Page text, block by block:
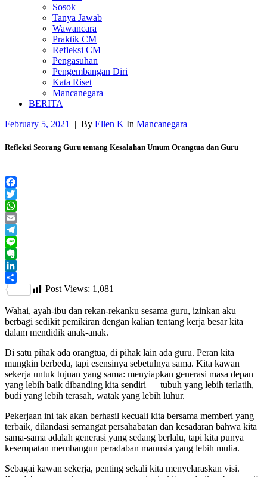
Sosok
Tanya Jawab
Wawancara
Praktik CM
Refleksi CM
Pengasuhan
Pengembangan Diri
Kata Riset
Mancanegara
BERITA
February 5, 2021
| By Ellen K In Mancanegara
Refleksi Seorang Guru tentang Kesalahan Umum Orangtua dan Guru
Facebook
Twitter
WhatsApp
Email
Telegram
Line
Evernote
LinkedIn
SharePost Views: 1,081
Wahai, ayah-ibu dan rekan-rekanku sesama guru, izinkan aku
berbagi sedikit pemikiran dengan kalian tentang kerja besar kita
dalam mendidik anak-anak.
Di satu pihak ada orangtua, di pihak lain ada guru. Peran kita
mungkin berbeda, tapi esensinya sebetulnya sama. Kita kawan
sekerja untuk tujuan yang sama: menyiapkan generasi masa depan
yang lebih baik dibanding kita sendiri — tubuh yang lebih terlatih,
budi yang lebih terasah, watak yang lebih luhur.
Pekerjaan ini tak akan berhasil kecuali kita bersama memberi yang
terbaik, dilandasi semangat persahabatan dan kesadaran bahwa kita
sama-sama adalah generasi yang sedang berlalu, tapi kita punya
kesempatan membangun peradaban manusia yang lebih mulia.
Sebagai kawan sekerja, penting sekali kita menyelaraskan visi.